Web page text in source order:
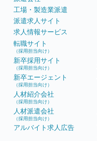
工場・製造業派遣
派遣求人サイト
求人情報サービス
転職サイト
（採用担当向け）
新卒採用サイト
（採用担当向け）
新卒エージェント
（採用担当向け）
人材紹介会社
（採用担当向け）
人材派遣会社
（採用担当向け）
アルバイト求人広告